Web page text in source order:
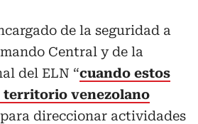
de la seguridad a
Central y de la
del ELN “cuando estos
territorio venezolano
para direccionar actividades